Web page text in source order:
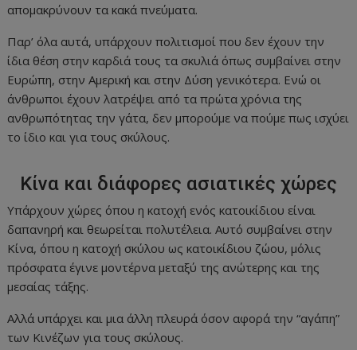
απομακρύνουν τα κακά πνεύματα.
Παρ’ όλα αυτά, υπάρχουν πολιτισμοί που δεν έχουν την
ίδια θέση στην καρδιά τους τα σκυλιά όπως συμβαίνει στην
Ευρώπη, στην Αμερική και στην Δύση γενικότερα. Ενώ οι
άνθρωποι έχουν λατρέψει από τα πρώτα χρόνια της
ανθρωπότητας την γάτα, δεν μπορούμε να πούμε πως ισχύει
το ίδιο και για τους σκύλους.
Κίνα και διάφορες ασιατικές χώρες
Υπάρχουν χώρες όπου η κατοχή ενός κατοικίδιου είναι
δαπανηρή και θεωρείται πολυτέλεια. Αυτό συμβαίνει στην
Κίνα, όπου η κατοχή σκύλου ως κατοικίδιου ζώου, μόλις
πρόσφατα έγινε μοντέρνα μεταξύ της ανώτερης και της
μεσαίας τάξης.
Αλλά υπάρχει και μια άλλη πλευρά όσον αφορά την “αγάπη”
των Κινέζων για τους σκύλους.